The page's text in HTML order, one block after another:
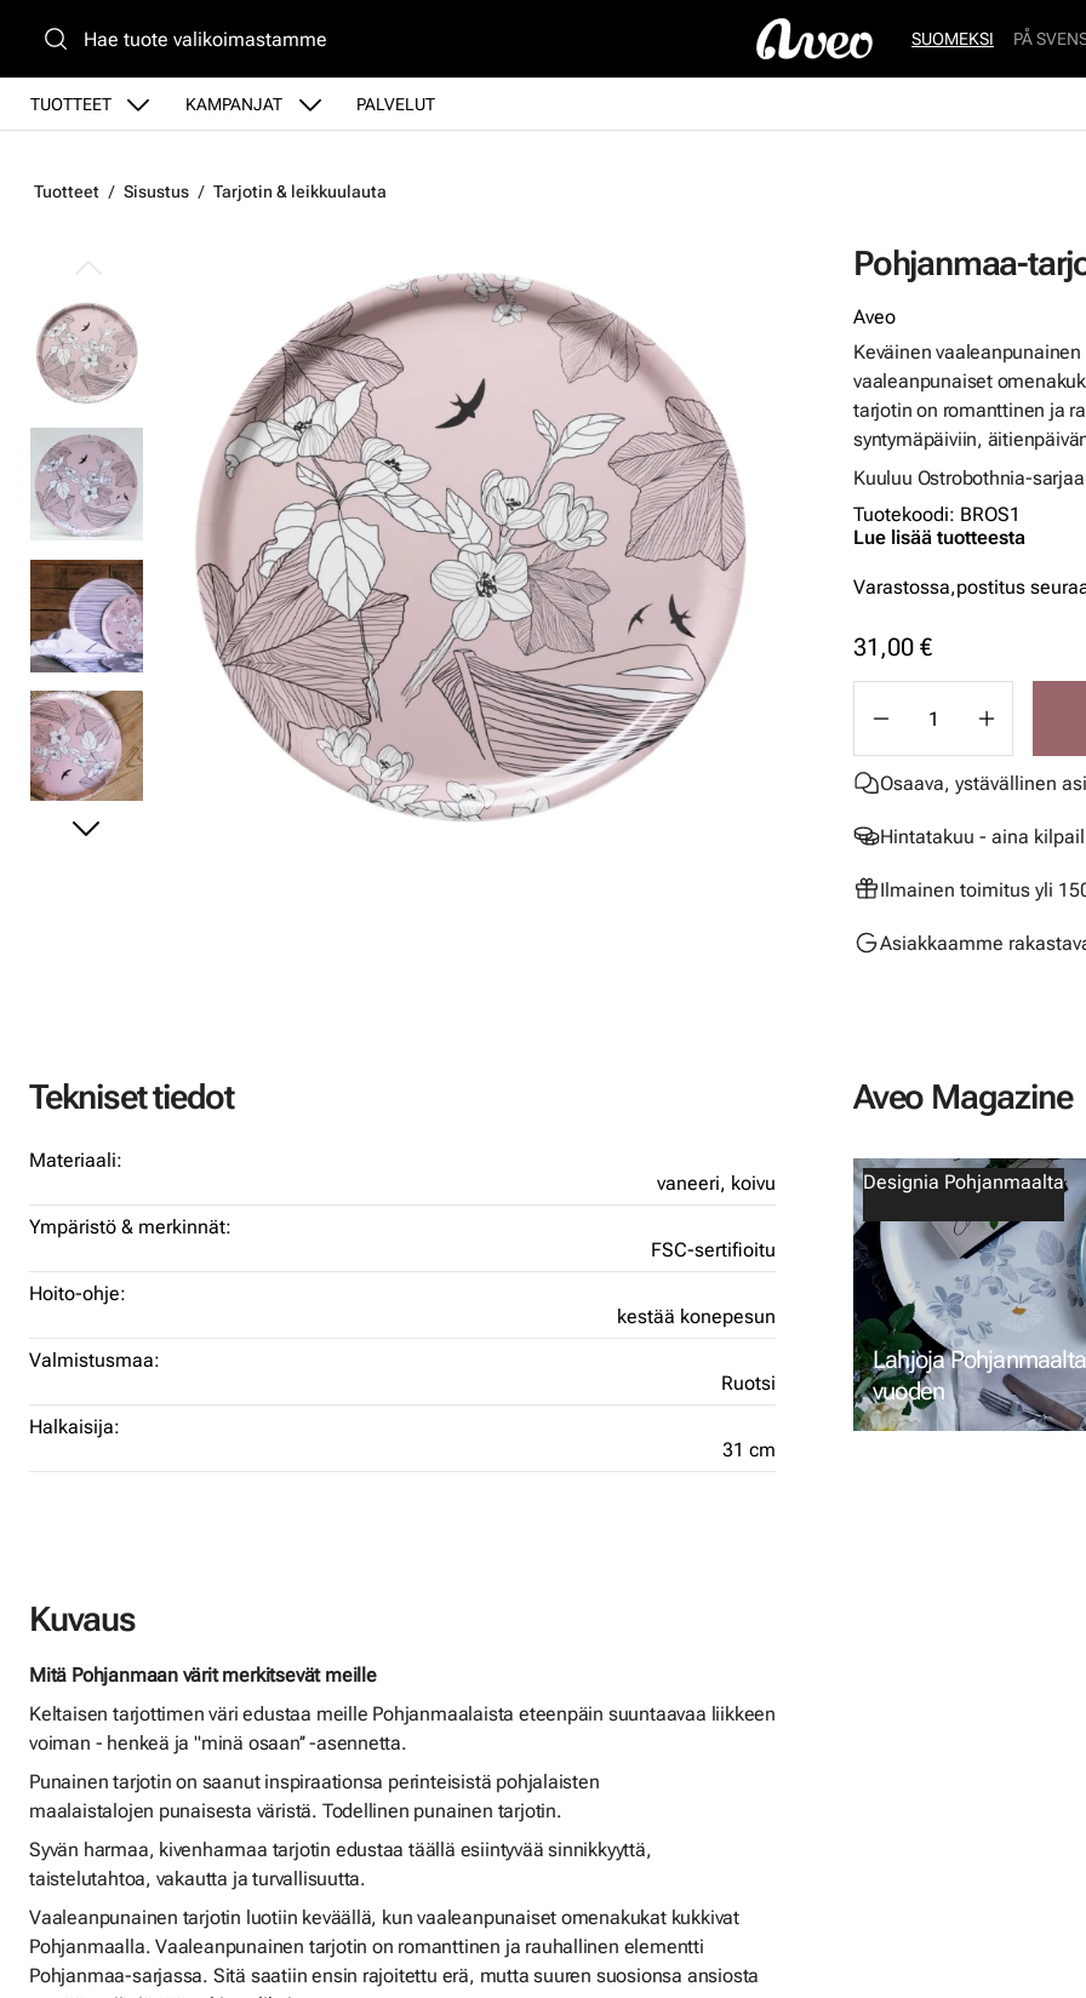
TUOTTEET KAMPANJAT PALVELUT
SUOMEKSI PÅ
Tuotteet Sisustus Tarjotin & leikkuulauta
Pohjanmaa-
Aveo
Keväinen
vaaleanpunaiset
tarjotin on romanttinen ja
syntymäpäiviin,
Kuuluu Ostrobothnia-
Tuotekoodi: BROS1
Lue lisää tuotteesta
Varastossa,postitus
31,00 €
Osaava, ystävällinen
Hintatakuu - aina
Ilmainen toimitus yli
Asiakkaamme
Tekniset tiedot
Materiaali:
vaneeri, koivu
Ympäristö & merkinnät:
FSC-sertifioitu
Hoito-ohje:
kestää konepesun
Valmistusmaa:
Ruotsi
Halkaisija:
31 cm
Aveo Magazine
Designia Pohjanmaalta
Lahjoja
vuoden
Kuvaus
Mitä Pohjanmaan värit merkitsevät meille
Keltaisen tarjottimen väri edustaa meille Pohjanmaalaista eteenpäin suuntaavaa liikkeen
voiman - henkeä ja "minä osaan’’ -asennetta.
Punainen tarjotin on saanut inspiraationsa perinteisistä pohjalaisten
maalaistalojen punaisesta väristä. Todellinen punainen tarjotin.
Syvän harmaa, kivenharmaa tarjotin edustaa täällä esiintyvää sinnikkyyttä,
taistelutahtoa, vakautta ja turvallisuutta.
Vaaleanpunainen tarjotin luotiin keväällä, kun vaaleanpunaiset omenakukat kukkivat
Pohjanmaalla. Vaaleanpunainen tarjotin on romanttinen ja rauhallinen elementti
Pohjanmaa-sarjassa. Sitä saatiin ensin rajoitettu erä, mutta suuren suosionsa ansiosta